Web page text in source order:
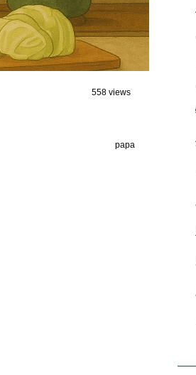
558 views
papa